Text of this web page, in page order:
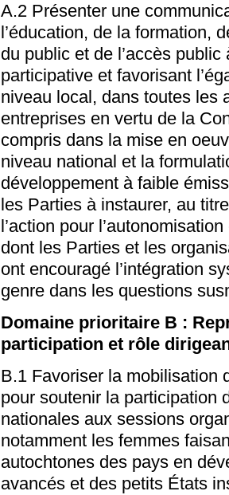
A.2 Présenter une
l’éducation, de la formation,
du public et de l’accès
participative et favorisant
niveau local, dans toutes les
entreprises en vertu de la
compris dans la mise en
niveau national et la
développement à faible
les Parties à instaurer, au
l’action pour
dont les Parties et les
ont encouragé l’intégration
genre dans les questions
Domaine prioritaire B :
participation et rôle
B.1 Favoriser la mobilisation
pour soutenir la participation
nationales aux sessions
notamment les femmes
autochtones des pays en
avancés et des petits États